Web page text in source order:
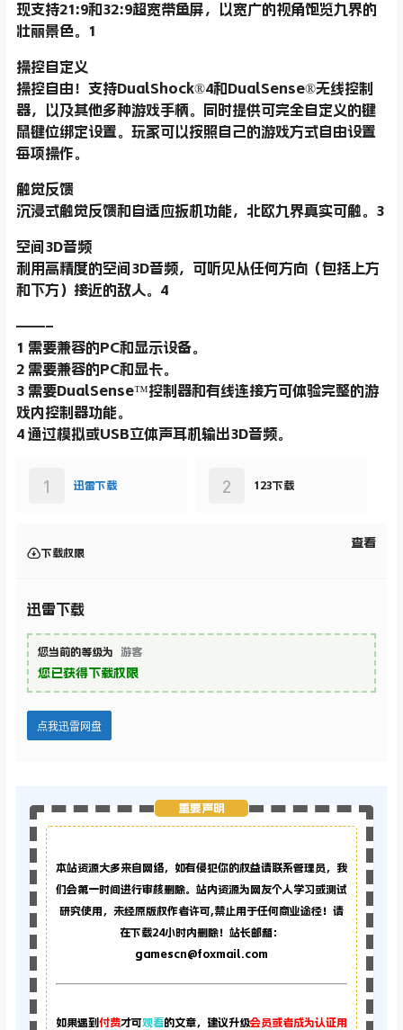
现支持21:9和32:9超宽带鱼屏，以宽广的视角饱览九界的
壮丽景色。1
操控自定义
操控自由！支持DualShock®4和DualSense®无线控制
器，以及其他多种游戏手柄。同时提供可完全自定义的键
鼠键位绑定设置。玩家可以按照自己的游戏方式自由设置
每项操作。
触觉反馈
沉浸式触觉反馈和自适应扳机功能，北欧九界真实可触。3
空间3D音频
利用高精度的空间3D音频，可听见从任何方向（包括上方
和下方）接近的敌人。4
——–
1 需要兼容的PC和显示设备。
2 需要兼容的PC和显卡。
3 需要DualSense™控制器和有线连接方可体验完整的游
戏内控制器功能。
4 通过模拟或USB立体声耳机输出3D音频。
迅雷下载
1 123下载
2
下载权限
查看
迅雷下载
您当前的等级为 游客
您已获得下载权限
点我迅雷网盘
重要声明
本站资源大多来自网络，如有侵犯你的权益请联系管理员， 我
们会第一时间进行审核删除。站内资源为网友个人学习或测试
研究使用，未经原版权作者许可,禁止用于任何商业途径！请
在下载24小时内删除！站长邮箱：
gamescn@foxmail.com
如果遇到付费才可观看的文章，建议升级会员或者成为认证用